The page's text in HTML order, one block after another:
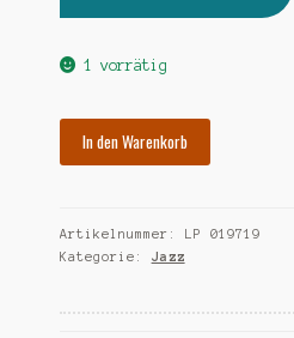
PreisPreis
1 vorrätig
lady
in
dlp
In den Warenkorb
Artikelnummer:
LP 019719
Kategorie: Jazz